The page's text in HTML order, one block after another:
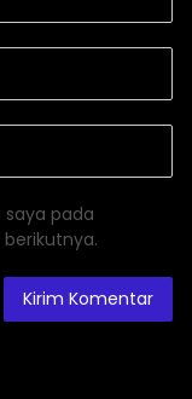
saya pada